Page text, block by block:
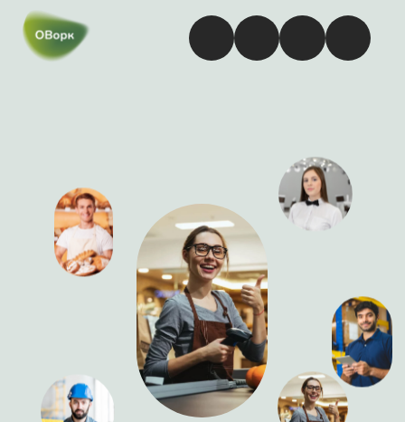
Подработка кассиром
в Красноярске
Доход: 45 000 — 61 985 ₽ в месяц